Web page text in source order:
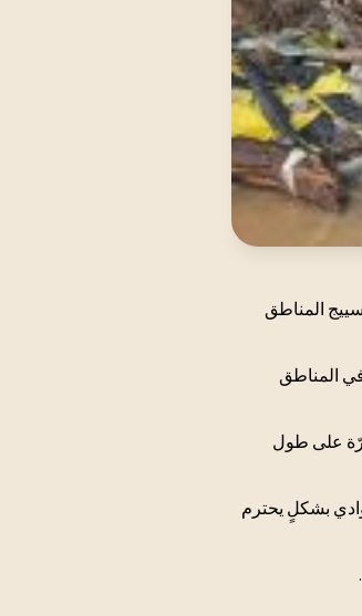
المناطق
المناطق
على طول
بشكلٍ يحترم